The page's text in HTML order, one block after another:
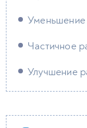
Уменьшение
Частичное
Улучшение